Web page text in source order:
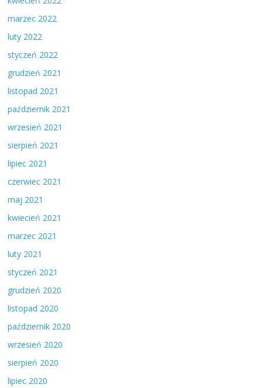
marzec 2022
luty 2022
styczeń 2022
grudzień 2021
listopad 2021
październik 2021
wrzesień 2021
sierpień 2021
lipiec 2021
czerwiec 2021
maj 2021
kwiecień 2021
marzec 2021
luty 2021
styczeń 2021
grudzień 2020
listopad 2020
październik 2020
wrzesień 2020
sierpień 2020
lipiec 2020